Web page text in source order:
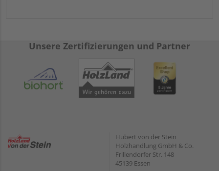
Unsere Zertifizierungen und Partner
Hubert von der Stein
Holzhandlung GmbH & Co.
Frillendorfer Str. 148
45139 Essen